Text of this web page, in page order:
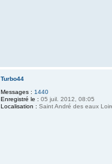
Turbo44
Messages : 1440
Enregistré le : 05 juil. 2012, 08:05
Localisation : Saint André des eaux